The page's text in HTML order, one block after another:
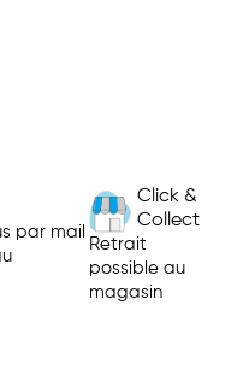
par mail
Click &
Collect
Retrait
possible au
magasin